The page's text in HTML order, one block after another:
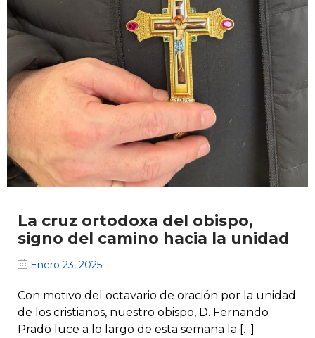
La cruz ortodoxa del obispo,
signo del camino hacia la unidad
Enero 23, 2025
Con motivo del octavario de oración por la unidad
de los cristianos, nuestro obispo, D. Fernando
Prado luce a lo largo de esta semana la […]